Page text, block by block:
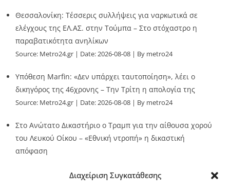
Διαχείριση Συγκατάθεσης
Θεσσαλονίκη: Τέσσερις συλλήψεις για ναρκωτικά σε
ελέγχους της ΕΛ.ΑΣ. στην Τούμπα – Στο στόχαστρο η
παραβατικότητα ανηλίκων
Source: Metro24.gr Date: 2026-08-08 By metro24
Υπόθεση Marfin: «Δεν υπάρχει ταυτοποίηση», λέει ο
δικηγόρος της 46χρονης – Την Τρίτη η απολογία της
Source: Metro24.gr Date: 2026-08-08 By metro24
Στο Ανώτατο Δικαστήριο ο Τραμπ για την αίθουσα χορού
του Λευκού Οίκου – «Εθνική ντροπή» η δικαστική
απόφαση